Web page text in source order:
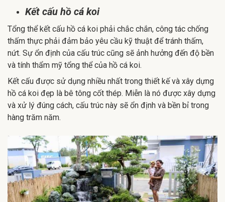
Kết cấu hồ cá koi
Tổng thể kết cấu hồ cá koi phải chắc chắn, công tác chống
thấm thực phải đảm bảo yêu cầu kỹ thuật để tránh thấm,
nứt. Sự ổn định của cấu trúc cũng sẽ ảnh hưởng đến độ bền
và tính thẩm mỹ tổng thể của hồ cá koi.
Kết cấu được sử dụng nhiều nhất trong thiết kế và xây dựng
hồ cá koi đẹp là bê tông cốt thép. Miễn là nó được xây dựng
và xử lý đúng cách, cấu trúc này sẽ ổn định và bền bỉ trong
hàng trăm năm.